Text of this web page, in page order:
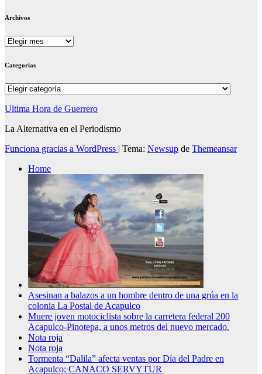
Archivos
Archivos
Categorías
Categorías
Ultima Hora de Guerrero
La Alternativa en el Periodismo
Funciona gracias a WordPress | Tema: Newsup de Themeansar
Home
Asesinan a balazos a un hombre dentro de una grúa en la
colonia La Postal de Acapulco
Muere joven motociclista sobre la carretera federal 200
Acapulco-Pinotepa, a unos metros del nuevo mercado.
Nota roja
Nota roja
Tormenta “Dalila” afecta ventas por Día del Padre en
Acapulco; CANACO SERVYTUR